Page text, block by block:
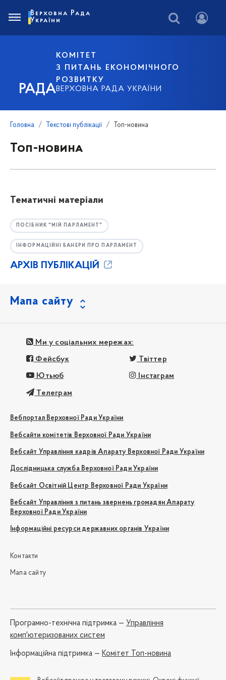
РАДА
КОМІТЕТ
З ПИТАНЬ ЕКОНОМІЧНОГО
РОЗВИТКУ
ВЕРХОВНА РАДА УКРАЇНИ
Верховна Рада
України
Головна Текстові публікації Топ-новина
Топ-новина
Тематичні матеріали
ПОСІБНИК "МІЙ ПАРЛАМЕНТ"
ІНФОРМАЦІЙНІ БАНЕРИ ПРО ПАРЛАМЕНТ
АРХІВ ПУБЛІКАЦІЙ
Мапа сайту
Ми у соціальних мережах:
Фейсбук Твіттер
Ютьюб Інстаграм
Телеграм
Вебпортал Верховної Ради України
Вебсайти комітетів Верховної Ради України
Вебсайт Управління кадрів Апарату Верховної Ради України
Дослідницька служба Верховної Ради України
Вебсайт Освітній Центр Верховної Ради України
Вебсайт Управління з питань звернень громадян Апарату
Верховної Ради України
Інформаційні ресурси державних органів України
Контакти
Мапа сайту
Програмно-технічна підтримка — Управління
комп'ютеризованих систем
Iнформаційна підтримка — Комітет Топ-новина